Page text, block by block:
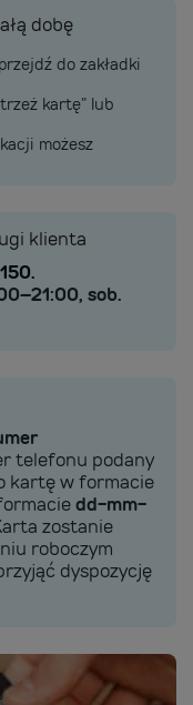
dobę
do zakładki
kartę” lub
możesz
klienta
sob.
telefonu podany
kartę w formacie
dd-mm-
zostanie
roboczym
dyspozycję